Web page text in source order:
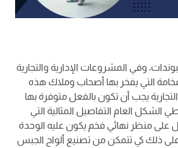
وفي المشروعات الإدارية والتجارية
التي يفخر بها أصحاب وملاك هذه
يجب أن تكون بالفعل متوفرة بها
الشكل العام التفاصيل المثالية التي
على منظر نهائي فخم يكون عليه الوحدة
على ذلك كي تتمكن من تصنيع ألواح الجبس